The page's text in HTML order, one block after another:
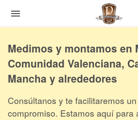
menu
Medimos y montamos en
Comunidad Valenciana,
Mancha y alrededores
Consúltanos y te facilitaremos
compromiso. Estamos aquí para